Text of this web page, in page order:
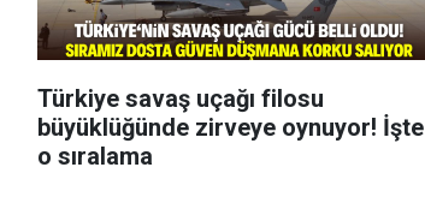
Türkiye savaş uçağı filosu
büyüklüğünde zirveye oynuyor! İşte
o sıralama